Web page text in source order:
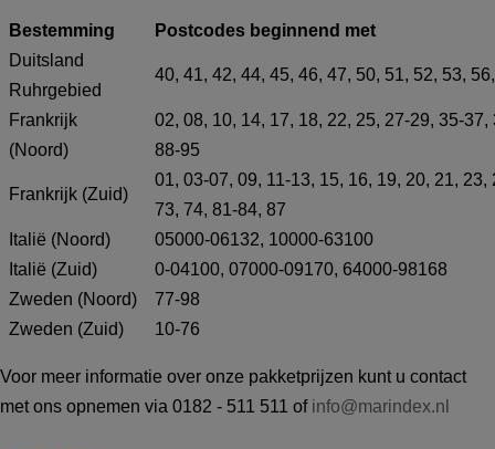
Bestemming
Postcodes beginnend met
Duitsland
Ruhrgebied
40, 41, 42, 44, 45, 46, 47, 50, 51, 52, 53,
Frankrijk
(Noord)
02, 08, 10, 14, 17, 18, 22, 25, 27-29, 35-
88-95
Frankrijk (Zuid)
01, 03-07, 09, 11-13, 15, 16, 19, 20, 21,
73, 74, 81-84, 87
Italië (Noord)
05000-06132, 10000-63100
Italië (Zuid)
0-04100, 07000-09170, 64000-98168
Zweden (Noord)
77-98
Zweden (Zuid)
10-76
Voor meer informatie over onze pakketprijzen kunt u contact
met ons opnemen via 0182 - 511 511 of info@marindex.nl